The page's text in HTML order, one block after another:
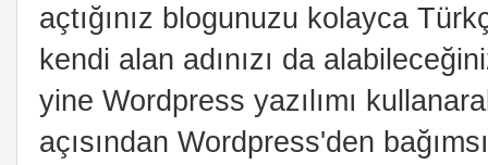
açtığınız blogunuzu kolayca
kendi alan adınızı da
yine Wordpress yazılımı
açısından Wordpress'den